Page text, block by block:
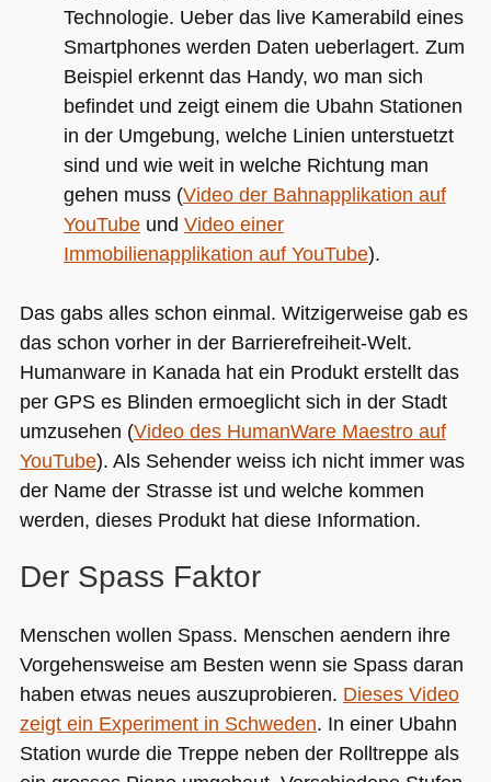
Technologie. Ueber das live Kamerabild eines
Smartphones werden Daten ueberlagert. Zum
Beispiel erkennt das Handy, wo man sich
befindet und zeigt einem die Ubahn Stationen
in der Umgebung, welche Linien unterstuetzt
sind und wie weit in welche Richtung man
gehen muss (Video der Bahnapplikation auf
YouTubeund Video einer
Immobilienapplikation auf YouTube).
Das gabs alles schon einmal. Witzigerweise gab es
das schon vorher in der Barrierefreiheit-Welt.
Humanware in Kanada hat ein Produkt erstellt das
per GPSes Blinden ermoeglicht sich in der Stadt
umzusehen (Video des HumanWare Maestro auf
YouTube). Als Sehender weiss ich nicht immer was
der Name der Strasse ist und welche kommen
werden, dieses Produkt hat diese Information.
Der Spass Faktor
Menschen wollen Spass. Menschen aendern ihre
Vorgehensweise am Besten wenn sie Spass daran
haben etwas neues auszuprobieren. Dieses Video
zeigt ein Experiment in Schweden. In einer Ubahn
Station wurde die Treppe neben der Rolltreppe als